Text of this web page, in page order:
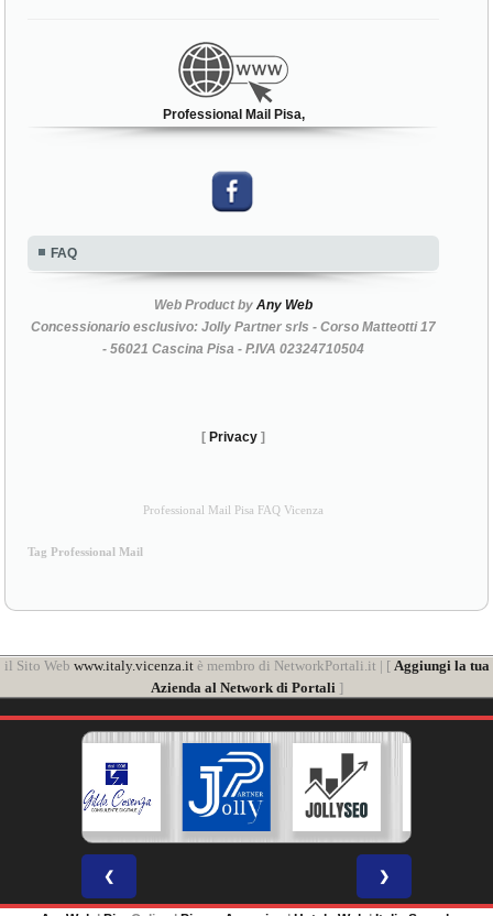
Professional Mail Pisa,
FAQ
Web Product byAny Web
Concessionario esclusivo: Jolly Partner srls - Corso Matteotti 17
- 56021 Cascina Pisa - P.IVA 02324710504
[ Privacy ]
Professional Mail Pisa FAQ Vicenza
Tag Professional Mail
il Sito Web www.italy.vicenza.itè membro di NetworkPortali.it | [ Aggiungi la tua
Azienda al Network di Portali]
❮ ❯